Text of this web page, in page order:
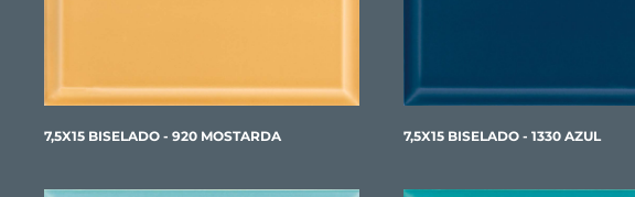
7,5X15 BISELADO - 920 MOSTARDA 7,5X15 BISELADO - 1330 AZUL